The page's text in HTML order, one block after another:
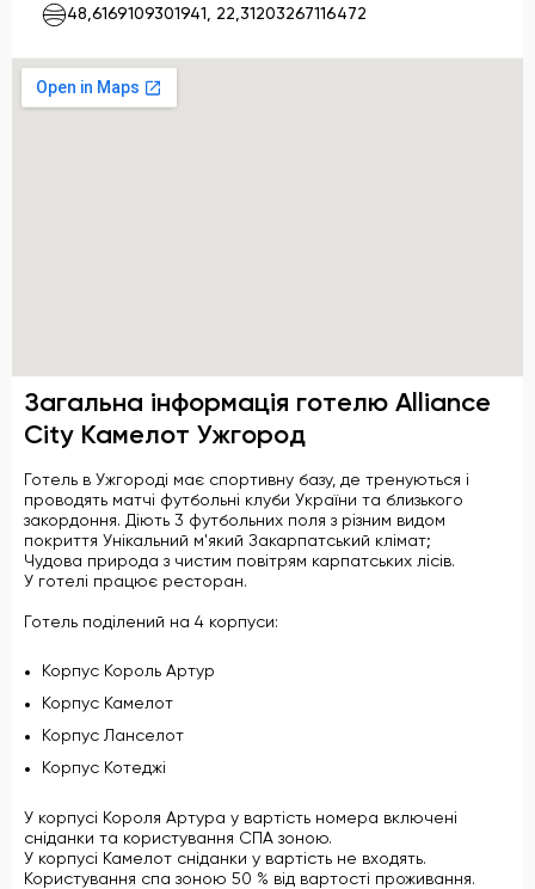
48,6169109301941, 22,31203267116472
Загальна інформація готелю Alliance
City Камелот Ужгород
Готель в Ужгороді має спортивну базу, де тренуються і
проводять матчі футбольні клуби України та близького
закордоння. Діють 3 футбольних поля з різним видом
покриття Унікальний м'який Закарпатський клімат;
Чудова природа з чистим повітрям карпатських лісів.
У готелі працює ресторан.
Готель поділений на 4 корпуси:
Корпус Король Артур
Корпус Камелот
Корпус Ланселот
Корпус Котеджі
У корпусі Короля Артура у вартість номера включені
сніданки та користування СПА зоною.
У корпусі Камелот сніданки у вартість не входять.
Користування спа зоною 50 % від вартості проживання.